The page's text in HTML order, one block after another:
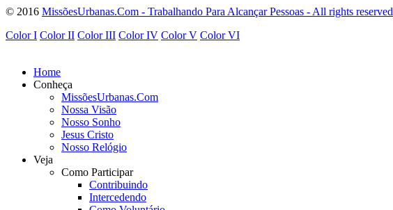
© 2016 MissõesUrbanas.Com - Trabalhando Para Alcançar Pessoas - All rights reserved
Color I Color II Color III Color IV Color V Color VI
Registre-se
Lembrar de Mim
Esqueceu o nome de usuário?
Esqueceu a senha?
Home
Conheça
MissõesUrbanas.Com
Nossa Visão
Nosso Sonho
Jesus Cristo
Nosso Relógio
Veja
Como Participar
Contribuindo
Intercedendo